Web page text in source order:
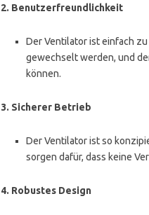
2. Benutzerfreundlichkeit
Der Ventilator ist einfach
gewechselt werden, und
können.
3. Sicherer Betrieb
Der Ventilator ist so
sorgen dafür, dass keine
4. Robustes Design